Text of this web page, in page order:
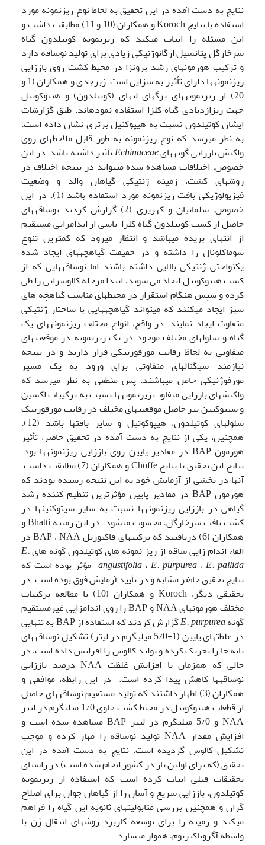
نتایج به دست آمده در این تحقیق به لحاظ نوع ریزنمونه مورد
استفاده با نتایج Koroch و همکاران (10 و 11) مطابقت داشت و
این مسئله را اثبات می­کند که ریزنمونه کوتیلدون گیاه
سرخارگل پتانسیل ارگانوژنیکی زیادی برای تولید نوساقه دارد
و ترکیب هورمونهای رشد برون­زا در محیط کشت روی باززایی
ریزنمونه­ها دارای تأثیر به سزایی است. زبرجدی و همکاران (1 و
20) از ریزنمونه­های برگهای لپه­ای (کوتیلدون) و هیپوکوتیل
جهت ریزازدیادی گیاه کلزا استفاده نموده­اند. طبق گزارشات
ایشان کوتیلدون نسبت به هیپوکتیل برتری نشان داده است.
به نظر می­رسد که نوع ریزنمونه به طور قابل ملاحظه­ای روی
واکنش باززایی گونه­هایEchinaceaeتأثیر داشته باشد. در این
خصوص، اختلافات مشاهده شده می­تواند در نتیجه اختلاف در
روشهای کشت، زمینه ژنتیکی گیاهان والد و وضعیت
فیزیولوژیکی بافت ریزنمونه مورد استفاده باشد (1). در این
خصوص، سلمانیان و کهریزی (2) گزارش کردند نوساقه­های
حاصل از کشت کوتیلدون گیاه کلزا ناشی از اندام­زایی مستقیم
از انتهای بریده می­باشد و انتظار می­رود که کمترین تنوع
سوماکلونال را داشته و در حقیقت گیاهچه­های ایجاد شده
یکنواختی ژنتیکی بالایی داشته باشند اما نوساقه­هایی که از
کشت هیپوکوتیل ایجاد می شوند، ابتدا مرحله کالوس­زایی را طی
کرده و سپس هنگام استقرار در محیطهای مناسب گیاهچه های
سبز ایجاد می­کنند که می­تواند گیاهچه­هایی با ساختار ژنتیکی
متفاوت ایجاد نمایند. در واقع، انواع مختلف ریزنمونه­های یک
گیاه و سلولهای مختلف موجود در یک ریزنمونه در موقعیتهای
متفاوتی به لحاظ رقابت مورفوژنیکی قرار دارند و در نتیجه
نیازمند سیگنالهای متفاوتی برای ورود به یک مسیر
مورفوژنیکی خاص می­باشند. پس منطقی به نظر می­رسد که
واکنشهای باززایی متفاوت ریزنمونه­ها نسبت به ترکیبات اکسین
و سیتوکنین نیز حاصل موقعیتهای مختلف در رقابت مورفوژنیک
سلولهای کوتیلدون، هیپوکوتیل و سایر بافتها باشد (12).
همچنین، یکی از نتایج به دست آمده در تحقیق حاضر، تأثیر
هورمون BAP در مقادیر پایین روی باززایی ریزنمونه­ها بود.
نتایج این تحقیق با نتایج Choffe و همکاران (7) مطابقت داشت.
آنها در بخشی از آزمایش خود به این نتیجه رسیده بودند که
هورمون BAP در مقادیر پایین مؤثرترین تنظیم کننده رشد
گیاهی در باززایی ریزنمونه­ها نسبت به سایر سیتوکنین­ها در
کشت بافت سرخارگل، محسوب می­شود. در این زمینه Bhatti و
همکاران (6) دریافتند که ترکیبهای فاکتوریل BAP ، NAA در
القاء اندام زایی ساقه از ریز نمونه های کوتیلدون گونه هایE.
angustifolia،E. purpurea،E. pallida
مؤثر بوده است که
نتایج تحقیق حاضر مشابه و در تأیید آزمایش فوق بوده است. در
تحقیقی دیگر، Koroch و همکاران (10) با مطالعه ترکیبات
مختلف هورمونهای NAA و BAP را روی اندام­زایی غیرمستقیم
گونهE. purpurea
گزارش کردند که استفاده از BAP به تنهایی
در غلظتهای پایین (1-5/0 میلی­گرم در لیتر) تشکیل نوساقه­های
نابه جا را تحریک کرده و تولید کالوس را افزایش داده است، در
حالی که همزمان با افزایش غلظت NAA درصد باززایی
نوساقه­ها کاهش پیدا کرده است. در این رابطه، موافقی و
همکاران (3) اظهار داشتند که تولید مستقیم نوساقه­های حاصل
از قطعات هیپوکوتیل در محیط کشت حاوی 1/0 میلی­گرم در لیتر
NAA و 5/0 میلی­گرم در لیتر BAP مشاهده شده است و
افزایش مقدار NAA تولید نوساقه را مهار کرده و موجب
تشکیل کالوس گردیده است. نتایج به دست آمده در این
تحقیق (که برای اولین بار در کشور انجام شده است) در راستای
تحقیقات قبلی اثبات کرده است که استفاده از ریزنمونه
کوتیلدون، باززایی سریع و آسان را از گیاهان جوان برای اصلاح
گران و همچنین بررسی متابولیتهای ثانویه این گیاه را فراهم
می­کند و زمینه را برای توسعه کاربرد روشهای انتقال ژن با
واسطه آگروباکتریوم، هموار می­سازد.